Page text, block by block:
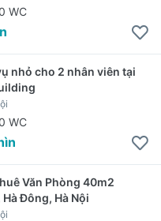
WC
nhỏ cho 2 nhân viên tại
WC
Văn Phòng 40m2
Đông, Hà Nội